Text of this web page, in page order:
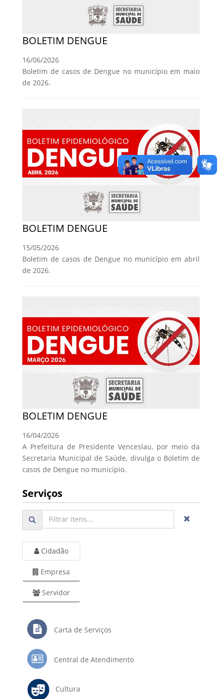
BOLETIM DENGUE
16/06/2026
Boletim de casos de Dengue no município em maio
de 2026.
BOLETIM DENGUE
15/05/2026
Boletim de casos de Dengue no município em abril
de 2026.
BOLETIM DENGUE
16/04/2026
A Prefeitura de Presidente Venceslau, por meio da
Secretaria Municipal de Saúde, divulga o Boletim de
casos de Dengue no município.
Serviços
Cidadão
Empresa
Servidor
Carta de Serviços
Central de Atendimento
Cultura